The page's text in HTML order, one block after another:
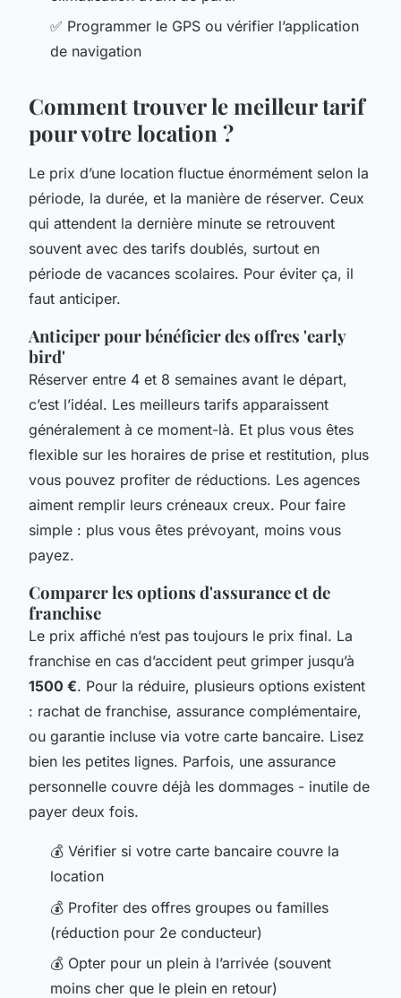
✅ Programmer le GPS ou vérifier l’application
de navigation
Comment trouver le meilleur tarif
pour votre location ?
Le prix d’une location fluctue énormément selon la
période, la durée, et la manière de réserver. Ceux
qui attendent la dernière minute se retrouvent
souvent avec des tarifs doublés, surtout en
période de vacances scolaires. Pour éviter ça, il
faut anticiper.
Anticiper pour bénéficier des offres 'early
bird'
Réserver entre 4 et 8 semaines avant le départ,
c’est l’idéal. Les meilleurs tarifs apparaissent
généralement à ce moment-là. Et plus vous êtes
flexible sur les horaires de prise et restitution, plus
vous pouvez profiter de réductions. Les agences
aiment remplir leurs créneaux creux. Pour faire
simple : plus vous êtes prévoyant, moins vous
payez.
Comparer les options d'assurance et de
franchise
Le prix affiché n’est pas toujours le prix final. La
franchise en cas d’accident peut grimper jusqu’à
1500 €. Pour la réduire, plusieurs options existent
: rachat de franchise, assurance complémentaire,
ou garantie incluse via votre carte bancaire. Lisez
bien les petites lignes. Parfois, une assurance
personnelle couvre déjà les dommages - inutile de
payer deux fois.
💰 Vérifier si votre carte bancaire couvre la
location
💰 Profiter des offres groupes ou familles
(réduction pour 2e conducteur)
💰 Opter pour un plein à l’arrivée (souvent
moins cher que le plein en retour)